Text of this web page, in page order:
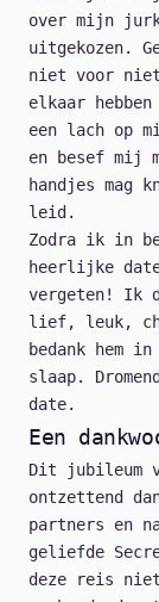
over mijn
uitgekozen.
niet voor
elkaar
een lach op
en besef mij
handjes mag
leid.
Zodra ik in
heerlijke
vergeten! Ik
lief, leuk,
bedank hem
slaap.
date.
Een
Dit jubileum
ontzettend
partners en
geliefde
deze reis